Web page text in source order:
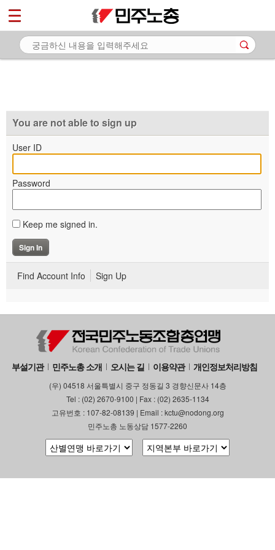
You are not able to sign up
User ID
Password
Keep me signed in.
Find Account Info Sign Up
부설기관 민주노총 소개 오시는 길 이용약관 개인정보처리방침
(우) 04518 서울특별시 중구 정동길 3 경향신문사 14층
Tel : (02) 2670-9100 | Fax : (02) 2635-1134
고유번호 : 107-82-08139 | Email : kctu@nodong.org
민주노총 노동상담 1577-2260
마이페이지
소개
자료
부설기관